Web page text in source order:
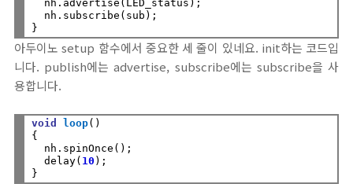
아두이노 setup 함수에서 중요한 세 줄이 있네요. init하는 코드입
니다. publish에는 advertise, subscribe에는 subscribe을 사
용합니다.
void loop()
{
  delay(
10 );